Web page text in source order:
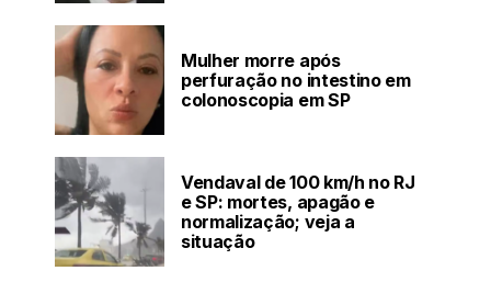
Mulher morre após
perfuração no intestino em
colonoscopia em SP
Vendaval de 100 km/h no RJ
e SP: mortes, apagão e
normalização; veja a
situação